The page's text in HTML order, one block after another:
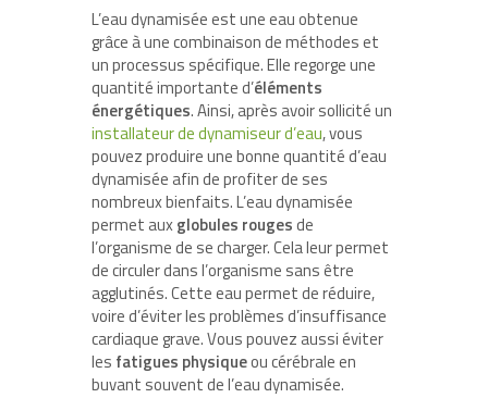
L’eau dynamisée est une eau obtenue
grâce à une combinaison de méthodes et
un processus spécifique. Elle regorge une
quantité importante d’éléments
énergétiques. Ainsi, après avoir sollicité un
installateur de dynamiseur d’eau, vous
pouvez produire une bonne quantité d’eau
dynamisée afin de profiter de ses
nombreux bienfaits. L’eau dynamisée
permet auxglobules rougesde
l’organisme de se charger. Cela leur permet
de circuler dans l’organisme sans être
agglutinés. Cette eau permet de réduire,
voire d’éviter les problèmes d’insuffisance
cardiaque grave. Vous pouvez aussi éviter
les fatigues physiqueou cérébrale en
buvant souvent de l’eau dynamisée.